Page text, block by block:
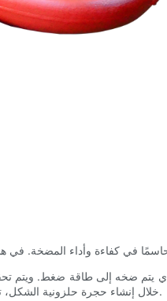
يتم ضخه إلى طاقة ضغط. ويتم
خلال إنشاء حجرة حلزونية الشكل، تعمل بطانة الحلزون على زيادة سرعة السائل بشكل فعال، مما يؤدي إلى زيادة الضغط الناتج من المضخة.